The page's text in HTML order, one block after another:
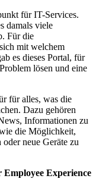
für IT-Services.
damals viele
Für die
mit welchem
es dieses Portal, für
lösen und eine
für alles, was die
Dazu gehören
Informationen zu
die Möglichkeit,
neue Geräte zu
Experience